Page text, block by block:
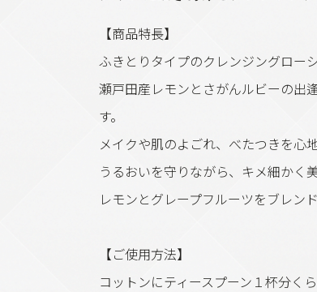
【商品特長】
ふきとりタイプのクレンジングローシ
瀬戸田産レモンとさがんルビーの出
す。
メイクや肌のよごれ、べたつきを心
うるおいを守りながら、キメ細かく
レモンとグレープフルーツをブレン
【ご使用方法】
コットンにティースプーン１杯分く